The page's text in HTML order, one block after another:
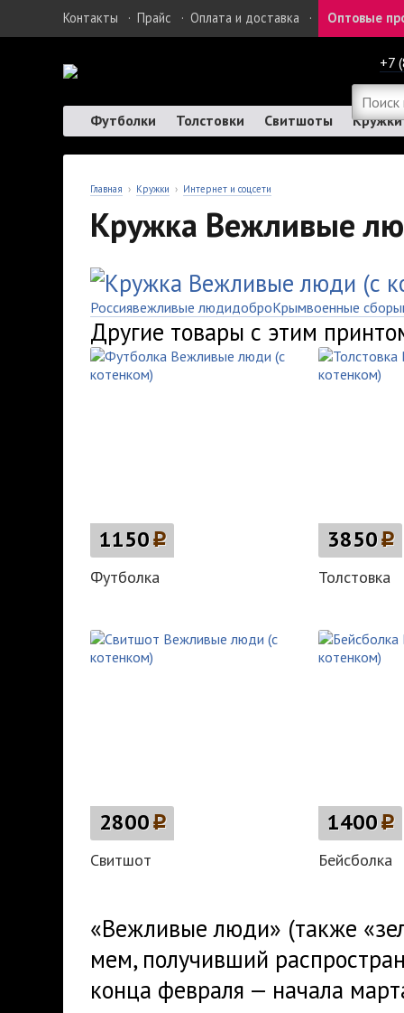
Контакты · Прайс · Оплата и доставка · Оптовые
+7
Футболки Толстовки Свитшоты Кружки
Главная › Кружки › Интернет и соцсети
Кружка Вежливые
Россиявежливые людидоброКрымвоенные сборы
Другие товары с этим
1150p
Футболка
3850p
Толстовка
2800p
Свитшот
1400p
Бейсболка
«Вежливые люди» (также
мем, получивший
конца февраля — начала